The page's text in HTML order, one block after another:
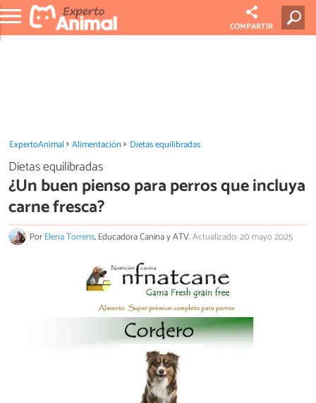
COMPARTIR
ExpertoAnimal Alimentación Dietas equilibradas
Dietas equilibradas
¿Un buen pienso para perros que incluya
carne fresca?
PorElena Torrens, Educadora Canina y ATV.Actualizado: 20 mayo 2025